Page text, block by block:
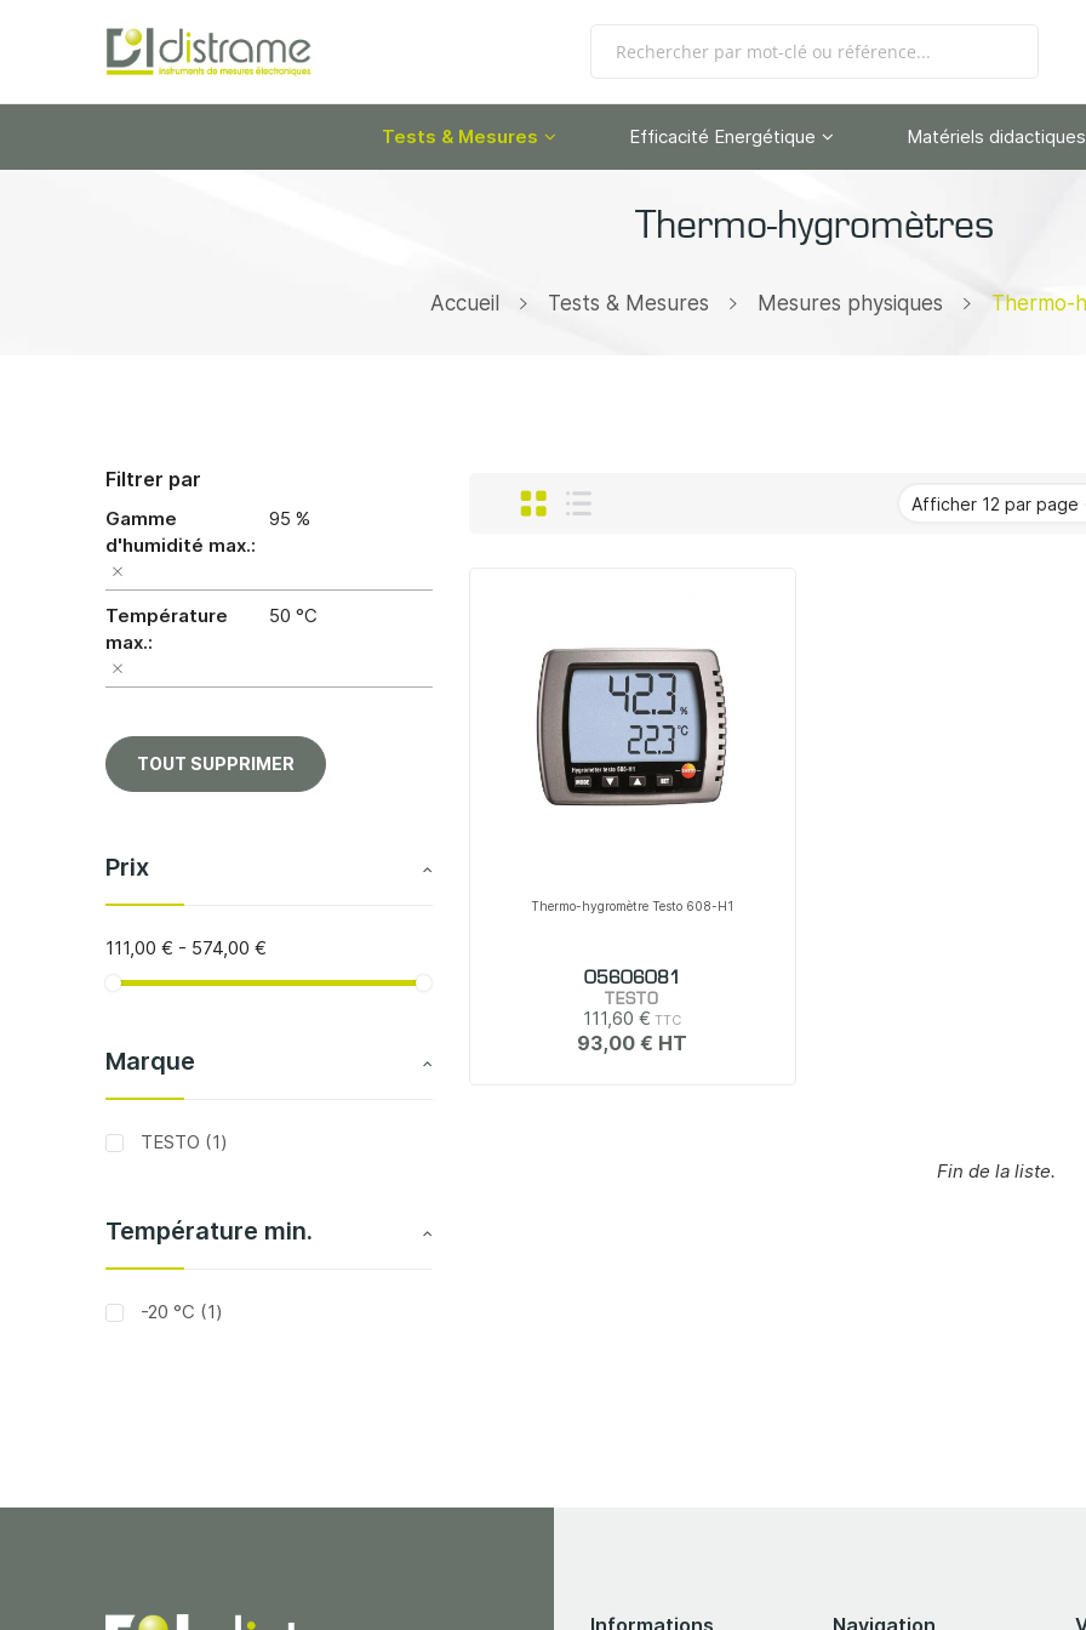
Tests & Mesures Efficacité Energétique Matériels didactiques
Thermo-hygromètres
Accueil Tests & Mesures Mesures physiques Thermo-
Grille
Thermo-hygromètre Testo 608-H1
05606081
TESTO
111,60 €
93,00 €
Fin de la liste.
Filtrer par
Gamme
d'humidité max.
95 %
Température
max.
50 °C
TOUT SUPPRIMER
Prix
111,00 € - 574,00 €
Marque
TESTO 1article
Température min.
-20 °C 1article